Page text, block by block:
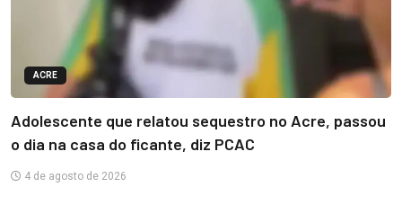
ACRE
Adolescente que relatou sequestro no Acre, passou
o dia na casa do ficante, diz PCAC
4 de agosto de 2026